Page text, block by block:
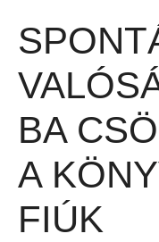
BA
A
FIÚK